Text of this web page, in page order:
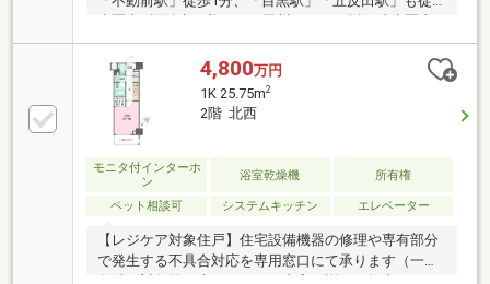
周辺には、スーパーやドラックストア、郵便局等の生
活に便利な施設が充実。〈room〉【レジケア対象住
戸】住宅設備機器の修理や専有部分で発生する不具合
対応を専用窓口にて承ります（一部有償、対象外の事
項あり）。内容の詳細は担当までお問合せください。
■家具の配置がしやすい間取り■WICやシューズボック
スがあり収納性が良好■24時間換気、浴室換気乾燥
機、モニター付きインターホン等～現在空室につきお
気軽にご内覧ください～
4,800万円
1K 25.75m2
2階 北西
モニタ付インターホ
ン
浴室乾燥機 所有権
ペット相談可 システムキッチン エレベーター
【レジケア対象住戸】住宅設備機器の修理や専有部分
で発生する不具合対応を専用窓口にて承ります（一部